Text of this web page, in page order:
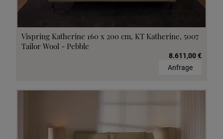
Vispring Katherine 160 x 200 cm, KT Katherine, 5007
Tailor Wool - Pebble
8.611,00 €
Anfrage